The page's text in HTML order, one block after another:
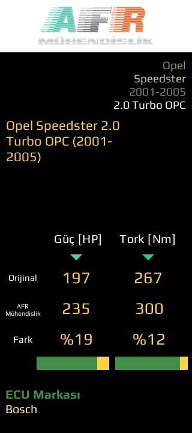
Opel
Speedster
2001-2005
2.0 Turbo OPC
Opel Speedster 2.0
Turbo OPC (2001-
2005)
Güç [HP] Tork [Nm]
Orijinal 197 267
AFR
Mühendislik
235 300
Fark %19 %12
ECU Markası
Bosch